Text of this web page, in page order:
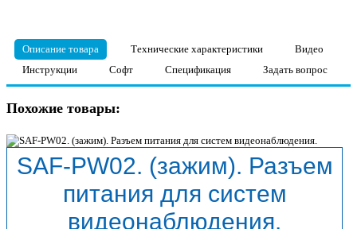
Описание товара Технические характеристики
Видео
Инструкции
Софт Спецификация Задать вопрос
Похожие товары:
SAF-PW02. (зажим). Разъем
питания для систем
видеонаблюдения.